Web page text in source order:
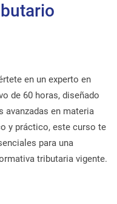
en un experto en
de 60 horas, diseñado
avanzadas en materia
y práctico, este curso te
para una
tributaria vigente.